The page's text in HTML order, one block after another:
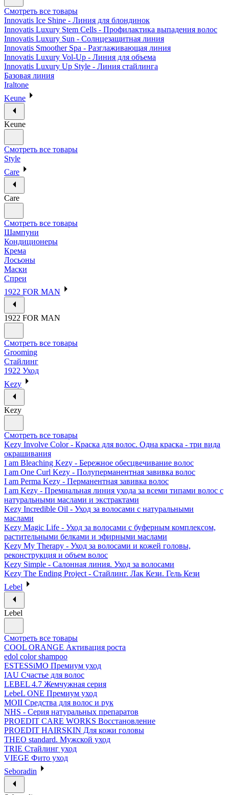
Смотреть все товары
Innovatis Ice Shine - Линия для блондинок
Innovatis Luxury Stem Cells - Профилактика выпадения волос
Innovatis Luxury Sun - Солнцезащитная линия
Innovatis Smoother Spa - Разглаживающая линия
Innovatis Luxury Vol-Up - Линия для объема
Innovatis Luxury Up Style - Линия стайлинга
Базовая линия
Iraltone
Keune
Keune
Смотреть все товары
Style
Care
Care
Смотреть все товары
Шампуни
Кондиционеры
Крема
Лосьоны
Маски
Спреи
1922 FOR MAN
1922 FOR MAN
Смотреть все товары
Grooming
Стайлинг
1922 Уход
Kezy
Kezy
Смотреть все товары
Kezy Involve Color - Краска для волос. Одна краска - три вида
окрашивания
I am Bleaching Kezy - Бережное обесцвечивание волос
I am One Curl Kezy - Полуперманентная завивка волос
I am Perma Kezy - Перманентная завивка волос
I am Kezy - Премиальная линия ухода за всеми типами волос с
натуральными маслами и экстрактами
Kezy Incredible Oil - Уход за волосами с натуральными
маслами
Kezy Magic Life - Уход за волосами с буферным комплексом,
растительными белками и эфирными маслами
Kezy My Therapy - Уход за волосами и кожей головы,
реконструкция и объем волос
Kezy Simple - Салонная линия. Уход за волосами
Kezy The Ending Project - Стайлинг. Лак Кези. Гель Кези
Lebel
Lebel
Смотреть все товары
COOL ORANGE Активация роста
edol color shampoo
ESTESSiMO Премиум уход
IAU Счастье для волос
LEBEL 4.7 Жемчужная серия
LebeL ONE Премиум уход
MOII Средства для волос и рук
NHS - Серия натуральных препаратов
PROEDIT CARE WORKS Восстановление
PROEDIT HAIRSKIN Для кожи головы
THEO standard. Мужской уход
TRIE Стайлинг уход
VIEGE Фито уход
Seboradin